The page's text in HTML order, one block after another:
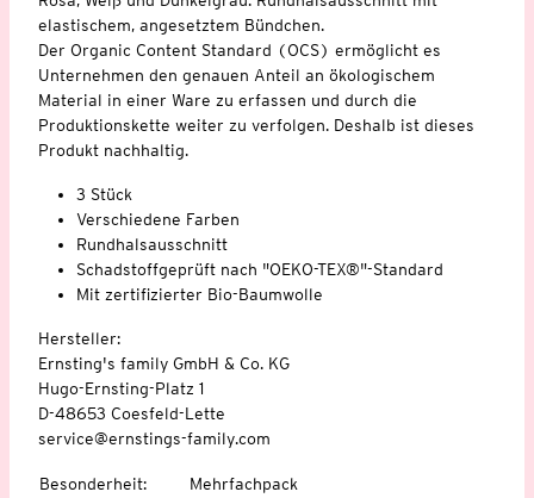
elastischem, angesetztem Bündchen.
Der Organic Content Standard (OCS) ermöglicht es
Unternehmen den genauen Anteil an ökologischem
Material in einer Ware zu erfassen und durch die
Produktionskette weiter zu verfolgen. Deshalb ist dieses
Produkt nachhaltig.
3 Stück
Verschiedene Farben
Rundhalsausschnitt
Schadstoffgeprüft nach "OEKO-TEX®"-Standard
Mit zertifizierter Bio-Baumwolle
Hersteller:
Ernsting's family GmbH & Co. KG
Hugo-Ernsting-Platz 1
D-48653 Coesfeld-Lette
service@ernstings-family.com
Besonderheit:
Mehrfachpack